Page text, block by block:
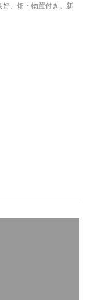
、畑・物置付き。新